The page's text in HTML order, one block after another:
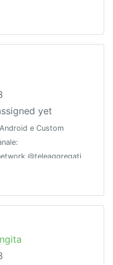
yet
e Custom
@teleaggregati